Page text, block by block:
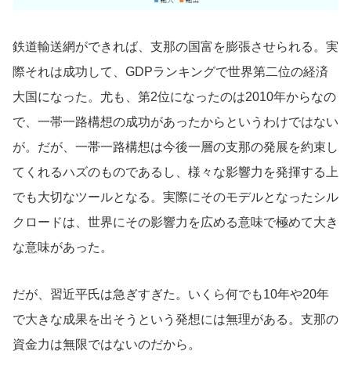
鉄道輸送網ができれば、支那の国富を膨張させられる。実
際それは成功して、GDPランキングで世界第二位の経済
大国になった。尤も、第2位になったのは2010年からなの
で、一帯一路構想の成功があったからというわけではない
が。だが、一帯一路構想は今後一層の支那の発展を約束し
てくれるハズのものであるし、様々な影響力を発揮する上
でも大切なツールとなる。実際にそのモデルとなったシル
クロードは、世界にその影響力を広める意味で極めて大き
な意味があった。
だが、習近平氏は急ぎすぎた。いくら何でも10年や20年
で大きな成果を出そうという発想には無理がある。支那の
資金力は無限ではないのだから。